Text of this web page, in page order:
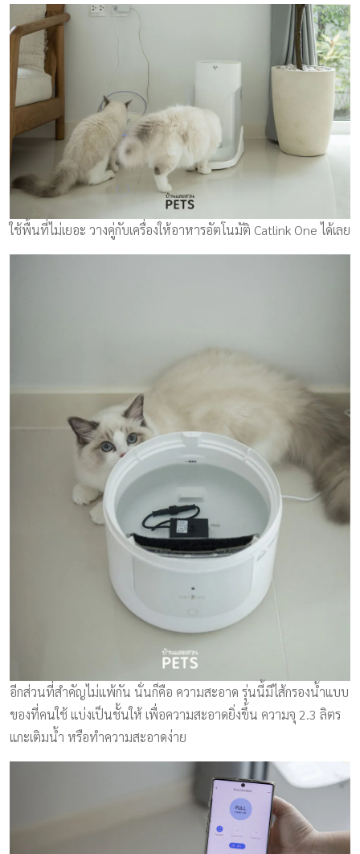
ใช้พื้นที่ไม่เยอะ วางคู่กับเครื่องให้อาหารอัตโนมัติ Catlink One ได้เลย
อีกส่วนที่สำคัญไม่แพ้กัน นั่นก็คือ ความสะอาด รุ่นนี้มีไส้กรองน้ำแบบ
ของที่คนใช้ แบ่งเป็นชั้นให้ เพื่อความสะอาดยิ่งขึ้น ความจุ 2.3 ลิตร
แกะเติมน้ำ หรือทำความสะอาดง่าย